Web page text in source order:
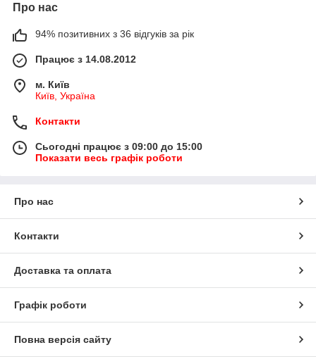
Про нас
94% позитивних з 36 відгуків за рік
Працює з 14.08.2012
м. Київ
Київ, Україна
Контакти
Сьогодні працює з 09:00 до 15:00
Показати весь графік роботи
Про нас
Контакти
Доставка та оплата
Графік роботи
Повна версія сайту